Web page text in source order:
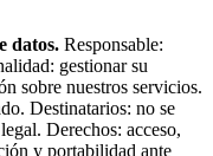
datos. Responsable:
gestionar su
sobre nuestros servicios.
Destinatarios: no se
Derechos: acceso,
y portabilidad ante